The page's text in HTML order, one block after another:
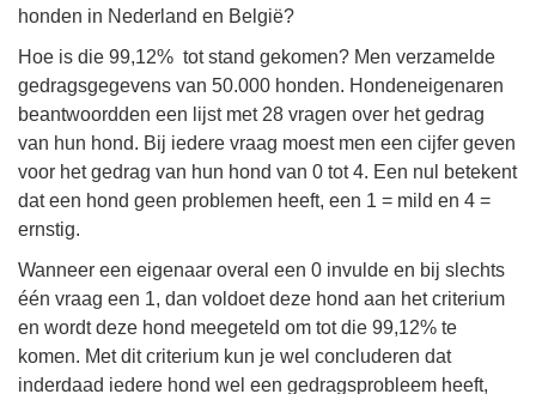
honden in Nederland en België?
Hoe is die 99,12% tot stand gekomen? Men verzamelde
gedragsgegevens van 50.000 honden. Hondeneigenaren
beantwoordden een lijst met 28 vragen over het gedrag
van hun hond. Bij iedere vraag moest men een cijfer geven
voor het gedrag van hun hond van 0 tot 4. Een nul betekent
dat een hond geen problemen heeft, een 1 = mild en 4 =
ernstig.
Wanneer een eigenaar overal een 0 invulde en bij slechts
één vraag een 1, dan voldoet deze hond aan het criterium
en wordt deze hond meegeteld om tot die 99,12% te
komen. Met dit criterium kun je wel concluderen dat
inderdaad iedere hond wel een gedragsprobleem heeft,